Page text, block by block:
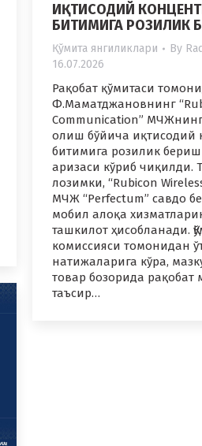
ИҚТИСОДИЙ
БИТИМИГА РОЗИЛИК
Қўмита янгиликлари By
16.07.2026
Рақобат қўмитаси
Ф.Mаматджановнинг
Communication”
олиш бўйича иқтисодий
битимига розилик
аризаси кўриб чиқилди.
лозимки, “Rubicon
МЧЖ “Perfectum” савдо
мобил алоқа
ташкилот ҳисобланади.
комиссияси томонидан
натижаларига кўра,
товар бозорида рақобат
таъсир…